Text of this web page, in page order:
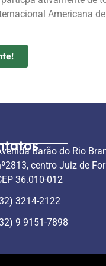
Americana
Barão do Rio
centro Juiz de
36.010-012
3214-2122
9 9151-7898